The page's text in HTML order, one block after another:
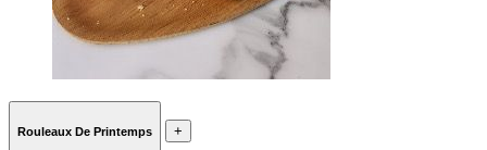
Rouleaux De Printemps +